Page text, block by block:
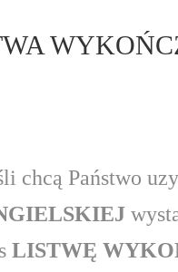
chcą Państwo
LISTWĘ